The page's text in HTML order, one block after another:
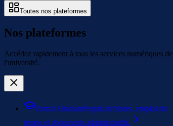
Toutes nos plateformes
Nos plateformes
Accédez rapidement à tous les services numériques de
l'université.
Portail ÉtudiantPopulaireNotes, emploi du
temps et documents administratifs.